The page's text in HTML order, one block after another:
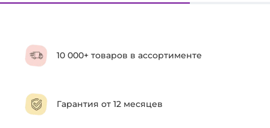
10 000+ товаров в ассортименте
Гарантия от 12 месяцев